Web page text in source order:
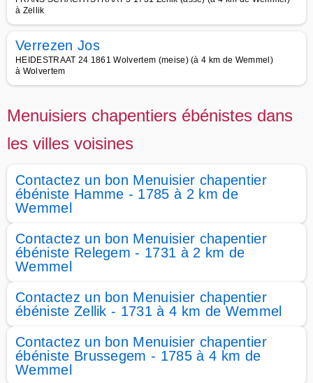
à Zellik
Verrezen Jos
HEIDESTRAAT 24 1861 Wolvertem (meise) (à 4 km de Wemmel)
à Wolvertem
Menuisiers chapentiers ébénistes dans
les villes voisines
Contactez un bon Menuisier chapentier
ébéniste Hamme - 1785 à 2 km de
Wemmel
Contactez un bon Menuisier chapentier
ébéniste Relegem - 1731 à 2 km de
Wemmel
Contactez un bon Menuisier chapentier
ébéniste Zellik - 1731 à 4 km de Wemmel
Contactez un bon Menuisier chapentier
ébéniste Brussegem - 1785 à 4 km de
Wemmel